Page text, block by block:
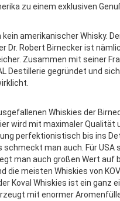
zu einem exklusiven
kein amerikanischer Whisky.
Dr. Robert Birnecker ist
Zusammen mit seiner
Destillerie gegründet und
Whiskies der
wird mit maximaler Qualität
perfektionistisch bis ins
man auch. Für USA
man auch großen Wert auf
die meisten Whiskies von
Koval Whiskies ist ein ganz
mit enormer